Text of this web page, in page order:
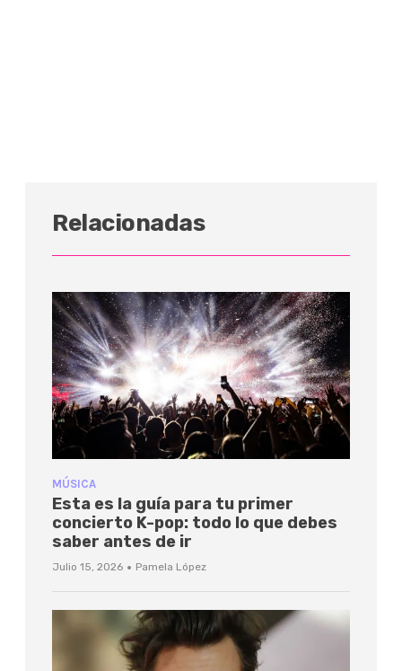
Relacionadas
MÚSICA
Esta es la guía para tu primer
concierto K-pop: todo lo que debes
saber antes de ir
Julio 15, 2026 · Pamela López